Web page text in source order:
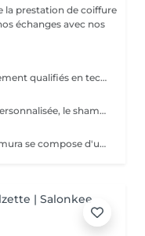
échanges avec nos
Forfait EXPERTISE, nos coiffeurs hautement qualifiés en technique anglo-saxonne, en formation continu et diplômés d’une académie anglaise à Paris. Vous offre une séance d’une heure avec votre coach en suivi beauté. Ce pack inclus : 1 h de prestation Un diagnostique personnalisé Shampoing spécifique Haircare Conditioner spécifique Produit de coiffage Coupe Styling Produit de finition
Le pack comprend une consultation personnalisée, le shampooing et le conditionneur spécifiques REDKEN/ SHU UEMURA , le séchage et les produits de styling REDKEN/ SHU UEMURA * Tarifs à titre indicatifs à confirmer après la consultation personnalisée établit auprès de votre coiffeur/stylist/spécialiste * La direction se réserve le droit d’apporter des modifications pour le bon fonctionnement du salon
Le Rituel de massage Japonais Shu uemura se compose d'un shampooing et d'un soin d'une durée de 30 minutes pour une relaxation une une réparation intense du cheveu et ensuite le pack styling